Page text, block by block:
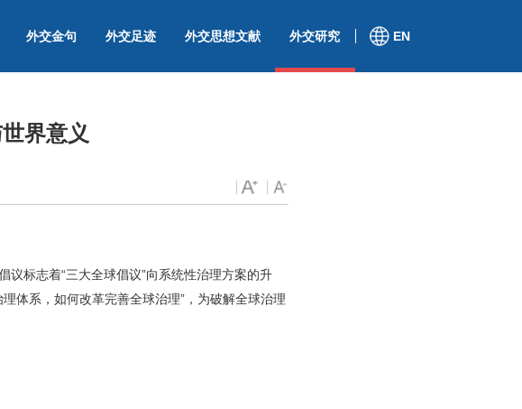
外交金句 外交足迹 外交思想文献 外交研究 EN
界意义
标志着“三大全球倡议”向系统性治理方案的升
体系，如何改革完善全球治理”，为破解全球治理